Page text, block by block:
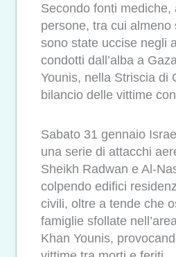
Secondo fonti mediche,
persone, tra cui almeno
sono state uccise negli
condotti dall’alba a
Younis, nella Striscia di
bilancio delle vittime
Sabato 31 gennaio
una serie di attacchi
Sheikh Radwan e Al-
colpendo edifici
civili, oltre a tende che
famiglie sfollate
Khan Younis,